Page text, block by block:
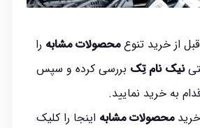
از خرید تنوعمحصولات مشابه را
نیک نام تِک بررسی کرده و سپس
به خرید نمایید.
محصولات مشابه اینجا را کلیک